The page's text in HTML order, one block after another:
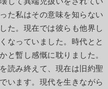
た私はその意味を知らない
た。現在では彼らも他界し
なっていました。時代とと
と暫し感慨に耽りました。
読み終えて、現在は旧約聖
います。現代を生きながら